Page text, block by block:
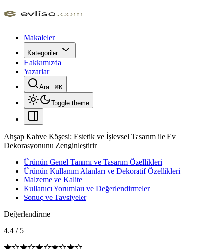
Makaleler
Kategoriler
Hakkımızda
Yazarlar
Ara...⌘K
Toggle theme
Ahşap Kahve Köşesi: Estetik ve İşlevsel Tasarım ile Ev
Dekorasyonunu Zenginleştirir
Ürünün Genel Tanımı ve Tasarım Özellikleri
Ürünün Kullanım Alanları ve Dekoratif Özellikleri
Malzeme ve Kalite
Kullanıcı Yorumları ve Değerlendirmeler
Sonuç ve Tavsiyeler
Değerlendirme
4.4 / 5